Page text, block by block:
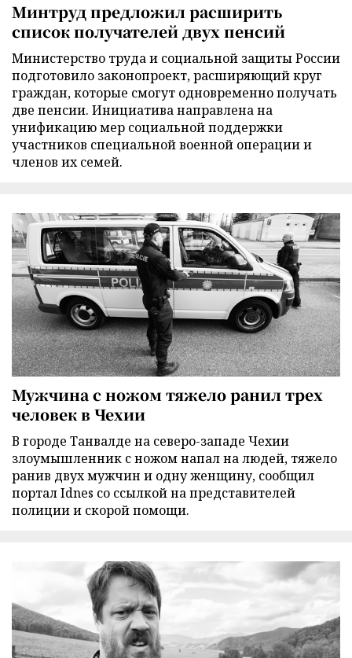
Минтруд предложил расширить
список получателей двух пенсий
Министерство труда и социальной защиты России
подготовило законопроект, расширяющий круг
граждан, которые смогут одновременно получать
две пенсии. Инициатива направлена на
унификацию мер социальной поддержки
участников специальной военной операции и
членов их семей.
Мужчина с ножом тяжело ранил трех
человек в Чехии
В городе Танвалде на северо-западе Чехии
злоумышленник с ножом напал на людей, тяжело
ранив двух мужчин и одну женщину, сообщил
портал Idnes со ссылкой на представителей
полиции и скорой помощи.